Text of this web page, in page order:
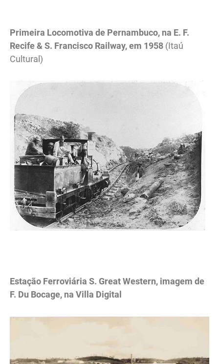
Primeira Locomotiva de Pernambuco, na E. F.
Recife & S. Francisco Railway, em 1958 (Itaú
Cultural)
Estação Ferroviária S. Great Western, imagem de
F. Du Bocage, na Villa Digital